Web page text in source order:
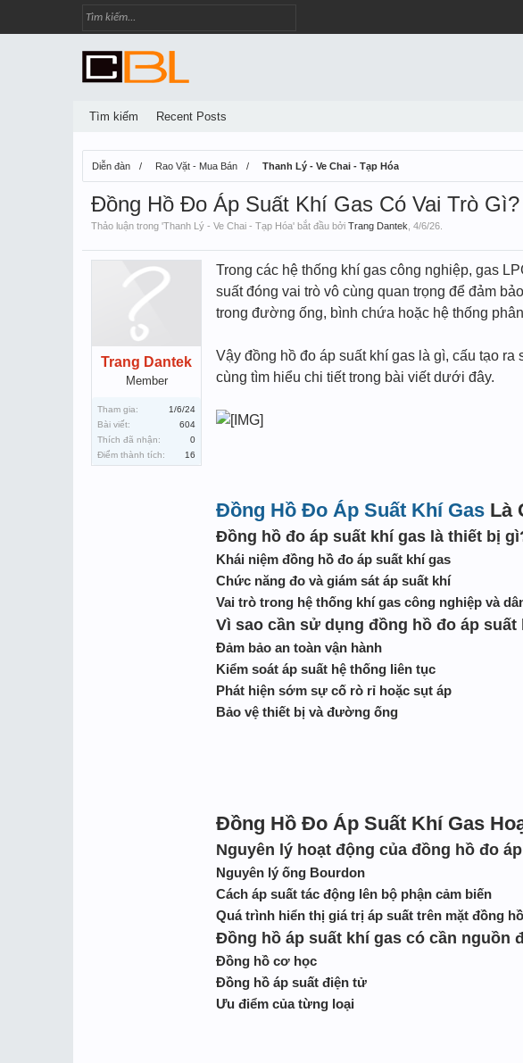
Diễn đàn Rao Vặt - Mua Bán Thanh Lý - Ve Chai - Tạp Hóa
Đồng Hồ Đo Áp Suất Khí Gas Có Vai Trò
Thảo luận trong 'Thanh Lý - Ve Chai - Tạp Hóa' bắt đầu bởi Trang Dantek 4/6/26
Trang Dantek
Member
Tham gia:
1/6/24
Bài viết:
604
Thích đã nhận:
0
Điểm thành tích:
16
Trong các hệ thống khí gas công nghiệp, gas
suất đóng vai trò vô cùng quan trọng để đảm
trong đường ống, bình chứa hoặc hệ thống
Vậy đồng hồ đo áp suất khí gas là gì, cấu tạo
cùng tìm hiểu chi tiết trong bài viết dưới đây.
Đồng Hồ Đo Áp Suất Khí Gas Là
Đồng hồ đo áp suất khí gas là thiết bị
Khái niệm đồng hồ đo áp suất khí gas
Chức năng đo và giám sát áp suất khí
Vai trò trong hệ thống khí gas công nghiệp và
Vì sao cần sử dụng đồng hồ đo áp suất
Đảm bảo an toàn vận hành
Kiểm soát áp suất hệ thống liên tục
Phát hiện sớm sự cố rò rỉ hoặc sụt áp
Bảo vệ thiết bị và đường ống
Đồng Hồ Đo Áp Suất Khí Gas
Nguyên lý hoạt động của đồng hồ đo
Nguyên lý ống Bourdon
Cách áp suất tác động lên bộ phận cảm biến
Quá trình hiển thị giá trị áp suất trên mặt đồng hồ
Đồng hồ áp suất khí gas có cần nguồn
Đồng hồ cơ học
Đồng hồ áp suất điện tử
Ưu điểm của từng loại
Tìm kiếm Recent Posts